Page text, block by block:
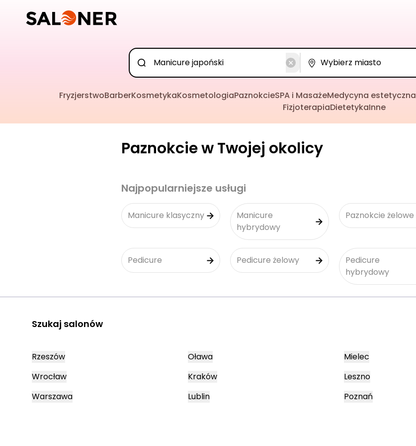
FryzjerstwoBarberKosmetykaKosmetologiaPaznokcieSPA i MasażeMedycyna estetyczna
FizjoterapiaDietetykaInne
Paznokcie w Twojej okolicy
Najpopularniejsze usługi
Manicure klasyczny
Manicure
hybrydowy
Paznokcie żelowe
Pedicure Pedicure żelowy
Pedicure
hybrydowy
Szukaj salonów
Rzeszów
Wrocław
Warszawa
Oława
Kraków
Lublin
Mielec
Leszno
Poznań